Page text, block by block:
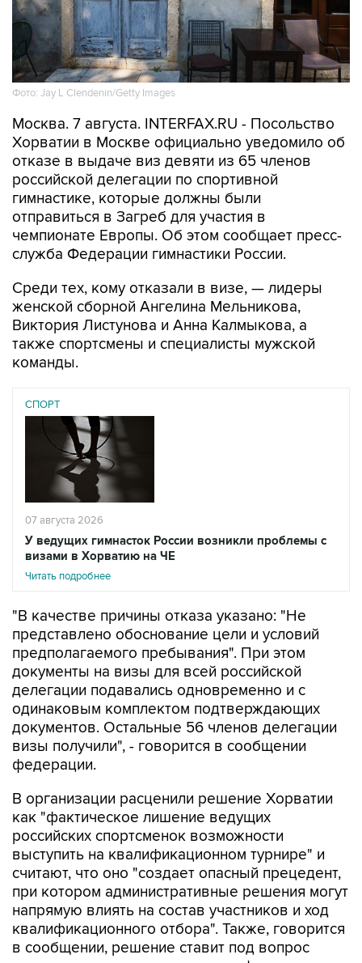
Фото: Jay L Clendenin/Getty Images
Москва. 7 августа. INTERFAX.RU - Посольство
Хорватии в Москве официально уведомило об
отказе в выдаче виз девяти из 65 членов
российской делегации по спортивной
гимнастике, которые должны были
отправиться в Загреб для участия в
чемпионате Европы. Об этом сообщает пресс-
служба Федерации гимнастики России.
Среди тех, кому отказали в визе, — лидеры
женской сборной Ангелина Мельникова,
Виктория Листунова и Анна Калмыкова, а
также спортсмены и специалисты мужской
команды.
СПОРТ
07 августа 2026
У ведущих гимнасток России возникли проблемы с
визами в Хорватию на ЧЕ
Читать подробнее
"В качестве причины отказа указано: "Не
представлено обоснование цели и условий
предполагаемого пребывания". При этом
документы на визы для всей российской
делегации подавались одновременно и с
одинаковым комплектом подтверждающих
документов. Остальные 56 членов делегации
визы получили", - говорится в сообщении
федерации.
В организации расценили решение Хорватии
как "фактическое лишение ведущих
российских спортсменок возможности
выступить на квалификационном турнире" и
считают, что оно "создает опасный прецедент,
при котором административные решения могут
напрямую влиять на состав участников и ход
квалификационного отбора". Также, говорится
в сообщении, решение ставит под вопрос